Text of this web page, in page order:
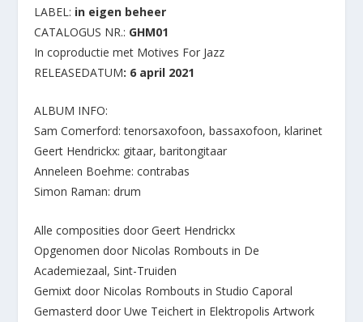
LABEL: in eigen beheer
CATALOGUS NR.: GHM01
In coproductie met Motives For Jazz
RELEASEDATUM: 6 april 2021
ALBUM INFO:
Sam Comerford: tenorsaxofoon, bassaxofoon, klarinet
Geert Hendrickx: gitaar, baritongitaar
Anneleen Boehme: contrabas
Simon Raman: drum
Alle composities door Geert Hendrickx
Opgenomen door Nicolas Rombouts in De
Academiezaal, Sint-Truiden
Gemixt door Nicolas Rombouts in Studio Caporal
Gemasterd door Uwe Teichert in Elektropolis Artwork